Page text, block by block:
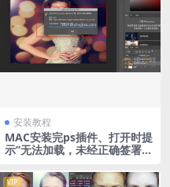
安装教程
MAC安装完ps插件、打开时提
示”无法加载，未经正确签署
VIP